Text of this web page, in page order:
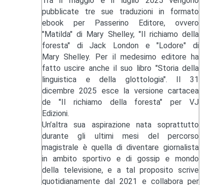
pubblicate tre sue traduzioni in formato
ebook per Passerino Editore, ovvero
"Matilda" di Mary Shelley, "Il richiamo della
foresta" di Jack London e "Lodore" di
Mary Shelley. Per il medesimo editore ha
fatto uscire anche il suo libro "Storia della
linguistica e della glottologia". Il 31
dicembre 2025 esce la versione cartacea
de "Il richiamo della foresta" per VJ
Edizioni.
Un’altra sua aspirazione nata soprattutto
durante gli ultimi mesi del percorso
magistrale è quella di diventare giornalista
in ambito sportivo e di gossip e mondo
della televisione, e a tal proposito scrive
quotidianamente dal 2021 e collabora per